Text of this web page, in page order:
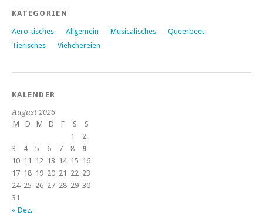
KATEGORIEN
Aero-tisches Allgemein Musicalisches
Queerbeet
Tierisches
Viehchereien
KALENDER
August 2026
M
D M D F S
S
1
2
3
4 5 6 7 8
9
10 11 12 13 14 15 16
17 18 19 20 21 22 23
24 25 26 27 28 29 30
31
« Dez.